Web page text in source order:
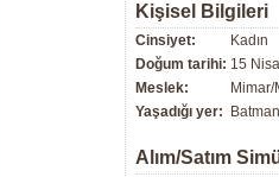
Kişisel Bilgileri
Cinsiyet:
Kadın
Doğum tarihi: 15
Meslek:
Yaşadığı yer:
Batman
Alım/Satım